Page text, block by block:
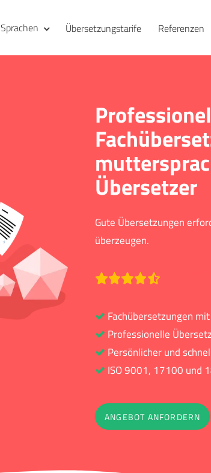
Sprachen Übersetzungstarife Referenzen
Übersetzer
Gute Übersetzungen
überzeugen.
Fachübersetzungen
Professionelle
Persönlicher und
ISO 9001, 17100 und
ANGEBOT ANFORDERN